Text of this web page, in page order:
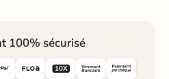
100% sécurisé
 